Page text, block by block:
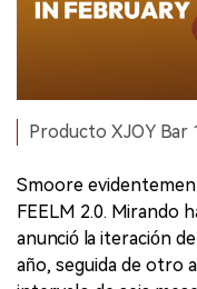
Producto XJOY Bar
Smoore
FEELM 2.0. Mirando
anunció la iteración
año, seguida de otro